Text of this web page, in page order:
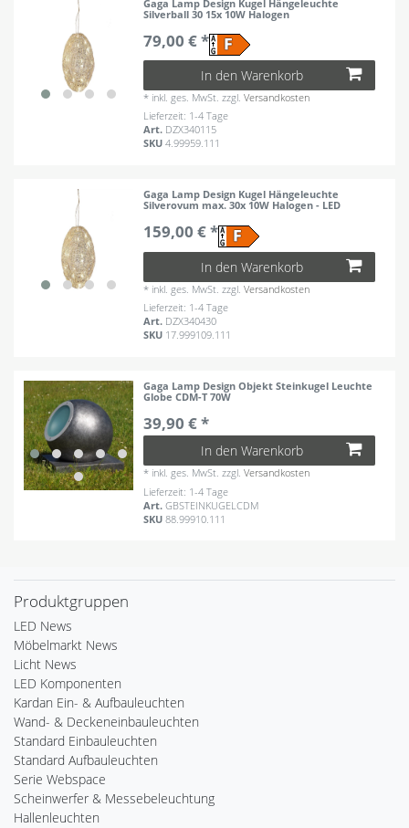
Gaga Lamp Design Kugel Hängeleuchte
Silverball 30 15x 10W Halogen
79,00 € *
In den Warenkorb
* inkl. ges. MwSt. zzgl.Versandkosten
Lieferzeit: 1-4 Tage
Art. DZX340115
SKU4.99959.111
Gaga Lamp Design Kugel Hängeleuchte
Silverovum max. 30x 10W Halogen - LED
159,00 € *
In den Warenkorb
* inkl. ges. MwSt. zzgl.Versandkosten
Lieferzeit: 1-4 Tage
Art. DZX340430
SKU 17.999109.111
Gaga Lamp Design Objekt Steinkugel Leuchte
Globe CDM-T 70W
39,90 € *
In den Warenkorb
* inkl. ges. MwSt. zzgl.Versandkosten
Lieferzeit: 1-4 Tage
Art.GBSTEINKUGELCDM
SKU88.99910.111
Produktgruppen
LED News
Möbelmarkt News
Licht News
LED Komponenten
Kardan Ein- & Aufbauleuchten
Wand- & Deckeneinbauleuchten
Standard Einbauleuchten
Standard Aufbauleuchten
Serie Webspace
Scheinwerfer & Messebeleuchtung
Hallenleuchten